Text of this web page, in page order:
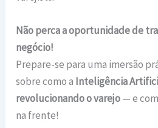
Não perca a oportunidade de
negócio!
Prepare-se para uma imersão
sobre como a Inteligência
revolucionando o varejo— e
na frente!